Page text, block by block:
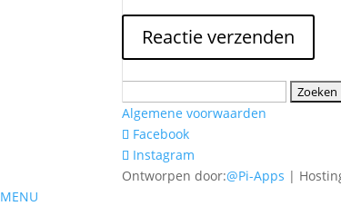
naar:
Algemene voorwaarden
Facebook
Instagram
Ontworpen door:@Pi-Apps |
MENU